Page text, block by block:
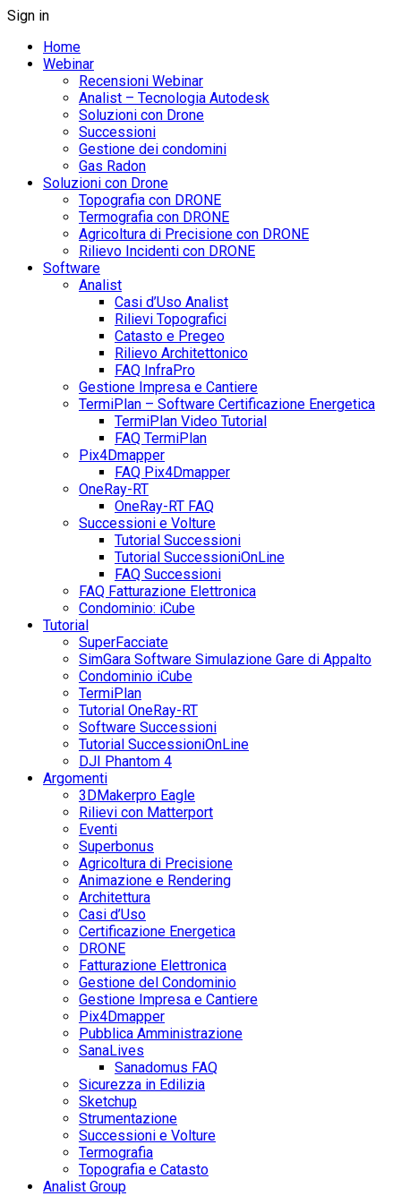
Sign in
Home
Webinar
Recensioni Webinar
Analist – Tecnologia Autodesk
Soluzioni con Drone
Successioni
Gestione dei condomini
Gas Radon
Soluzioni con Drone
Topografia con DRONE
Termografia con DRONE
Agricoltura di Precisione con DRONE
Rilievo Incidenti con DRONE
Software
Analist
Casi d’Uso Analist
Rilievi Topografici
Catasto e Pregeo
Rilievo Architettonico
FAQ InfraPro
Gestione Impresa e Cantiere
TermiPlan – Software Certificazione Energetica
TermiPlan Video Tutorial
FAQ TermiPlan
Pix4Dmapper
FAQ Pix4Dmapper
OneRay-RT
OneRay-RT FAQ
Successioni e Volture
Tutorial Successioni
Tutorial SuccessioniOnLine
FAQ Successioni
FAQ Fatturazione Elettronica
Condominio: iCube
Tutorial
SuperFacciate
SimGara Software Simulazione Gare di Appalto
Condominio iCube
TermiPlan
Tutorial OneRay-RT
Software Successioni
Tutorial SuccessioniOnLine
DJI Phantom 4
Argomenti
3DMakerpro Eagle
Rilievi con Matterport
Eventi
Superbonus
Agricoltura di Precisione
Animazione e Rendering
Architettura
Casi d’Uso
Certificazione Energetica
DRONE
Fatturazione Elettronica
Gestione del Condominio
Gestione Impresa e Cantiere
Pix4Dmapper
Pubblica Amministrazione
SanaLives
Sanadomus FAQ
Sicurezza in Edilizia
Sketchup
Strumentazione
Successioni e Volture
Termografia
Topografia e Catasto
Analist Group